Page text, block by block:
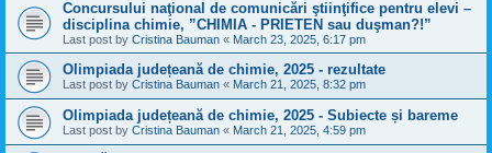
Concursului naţional de comunicări ştiinţifice pentru elevi –
disciplina chimie, ”CHIMIA - PRIETEN sau duşman?!”
Last post by Cristina Bauman « March 23, 2025, 6:17 pm
Olimpiada județeană de chimie, 2025 - rezultate
Last post by Cristina Bauman « March 21, 2025, 8:32 pm
Olimpiada județeană de chimie, 2025 - Subiecte și bareme
Last post by Cristina Bauman « March 21, 2025, 4:59 pm